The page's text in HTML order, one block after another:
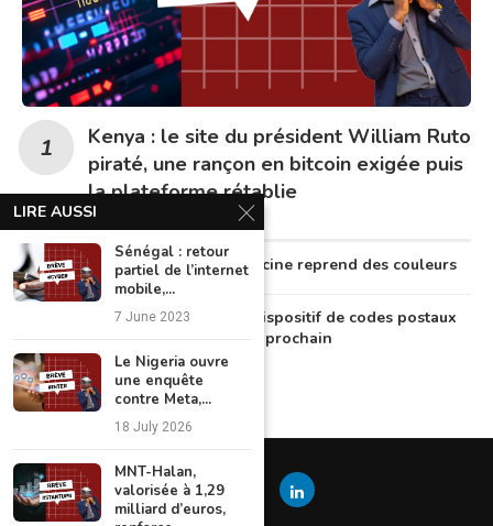
Kenya : le site du président William Ruto
piraté, une rançon en bitcoin exigée puis
la plateforme rétablie
Au Nigeria, la télémédecine reprend des couleurs
Le Nigeria lancera un dispositif de codes postaux
numériques en octobre prochain
LIRE AUSSI
Sénégal : retour
partiel de l’internet
mobile,...
7 June 2023
Le Nigeria ouvre
une enquête
contre Meta,...
18 July 2026
MNT-Halan,
valorisée à 1,29
milliard d’euros,